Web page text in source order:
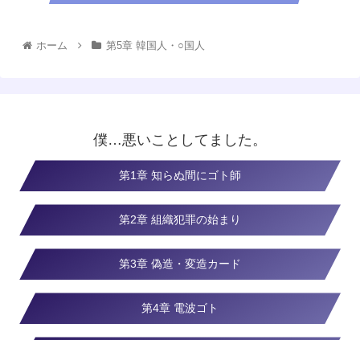
ホーム 第5章 韓国人・○国人
僕…悪いことしてました。
第1章 知らぬ間にゴト師
第2章 組織犯罪の始まり
第3章 偽造・変造カード
第4章 電波ゴト